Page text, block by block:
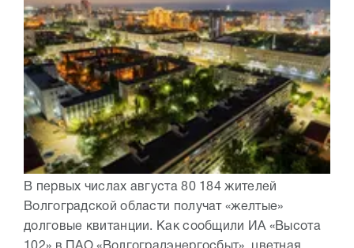
В первых числах августа 80 184 жителей
Волгоградской области получат «желтые»
долговые квитанции. Как сообщили ИА «Высота